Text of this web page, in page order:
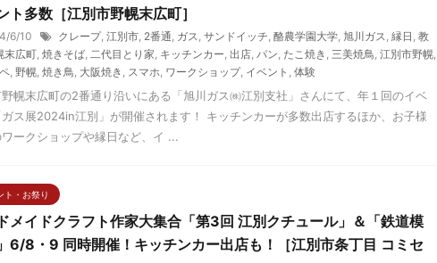
ト多数［江別市野幌末広町］
6/10 クレープ, 江別市, 2番通, ガス, サンドイッチ, 酪農学園大学, 旭川ガス, 縁日 , 教
末広町, 焼きそば, 二代目とり家, キッチンカー, 出店, パン, たこ焼き , 三美焼鳥, 江別市野幌,
, 野幌, 焼き鳥, 大阪焼き , スマホ, ワークショップ, イベント , 体験
幌末広町の2番通り沿いにある「旭川ガス㈱江別支社」さんにて、年１回のイベ
ガス展2024in江別」が開催されます！ キッチンカーが多数出店するほか、お子様
ークショップや縁日など、イ ...
ト・お祭り
メイドクラフト作家大集合「第3回 江別クチュール」＆「鉄道模
6/8・9 同時開催！キッチンカー出店も！［江別市条丁目 コミセ